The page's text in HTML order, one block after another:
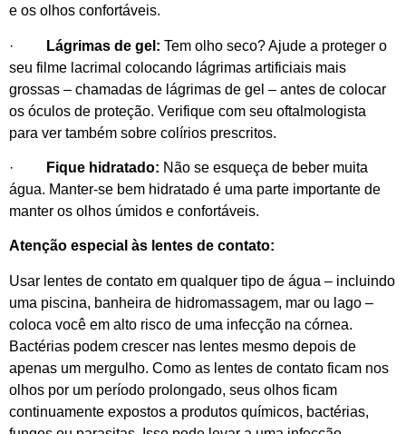
e os olhos confortáveis.
· Lágrimas de gel: Tem olho seco? Ajude a proteger o
seu filme lacrimal colocando lágrimas artificiais mais
grossas – chamadas de lágrimas de gel – antes de colocar
os óculos de proteção. Verifique com seu oftalmologista
para ver também sobre colírios prescritos.
· Fique hidratado: Não se esqueça de beber muita
água. Manter-se bem hidratado é uma parte importante de
manter os olhos úmidos e confortáveis.
Atenção especial às lentes de contato:
Usar lentes de contato em qualquer tipo de água – incluindo
uma piscina, banheira de hidromassagem, mar ou lago –
coloca você em alto risco de uma infecção na córnea.
Bactérias podem crescer nas lentes mesmo depois de
apenas um mergulho. Como as lentes de contato ficam nos
olhos por um período prolongado, seus olhos ficam
continuamente expostos a produtos químicos, bactérias,